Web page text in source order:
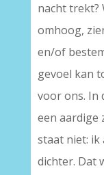
nacht trekt?
omhoog,
en/of
gevoel kan
voor ons. In
een aardige
staat niet: ik
dichter. Dat